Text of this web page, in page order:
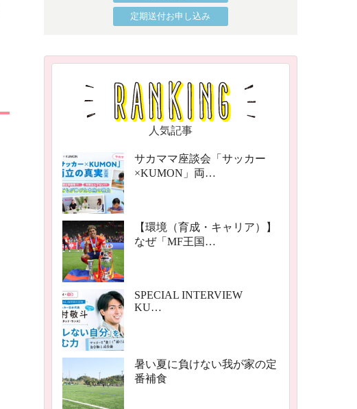
定期送付お申し込み
人気記事
サカママ座談会「サッカー
×KUMON」両…
【環境（育成・キャリア）】
なぜ「MF王国…
SPECIAL INTERVIEW
KU…
暑い夏に負けない我が家の定
番補食